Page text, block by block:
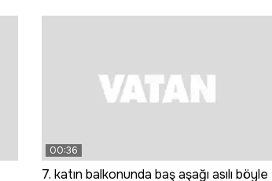
00:36
7. katın balkonunda baş aşağı asılı böyle